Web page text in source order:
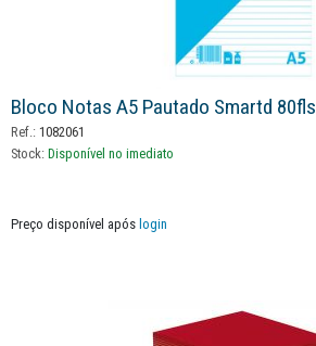
Bloco Notas A5 Pautado Smartd 80fls
Ref.: 1082061
Stock: Disponível no imediato
Preço disponível após login